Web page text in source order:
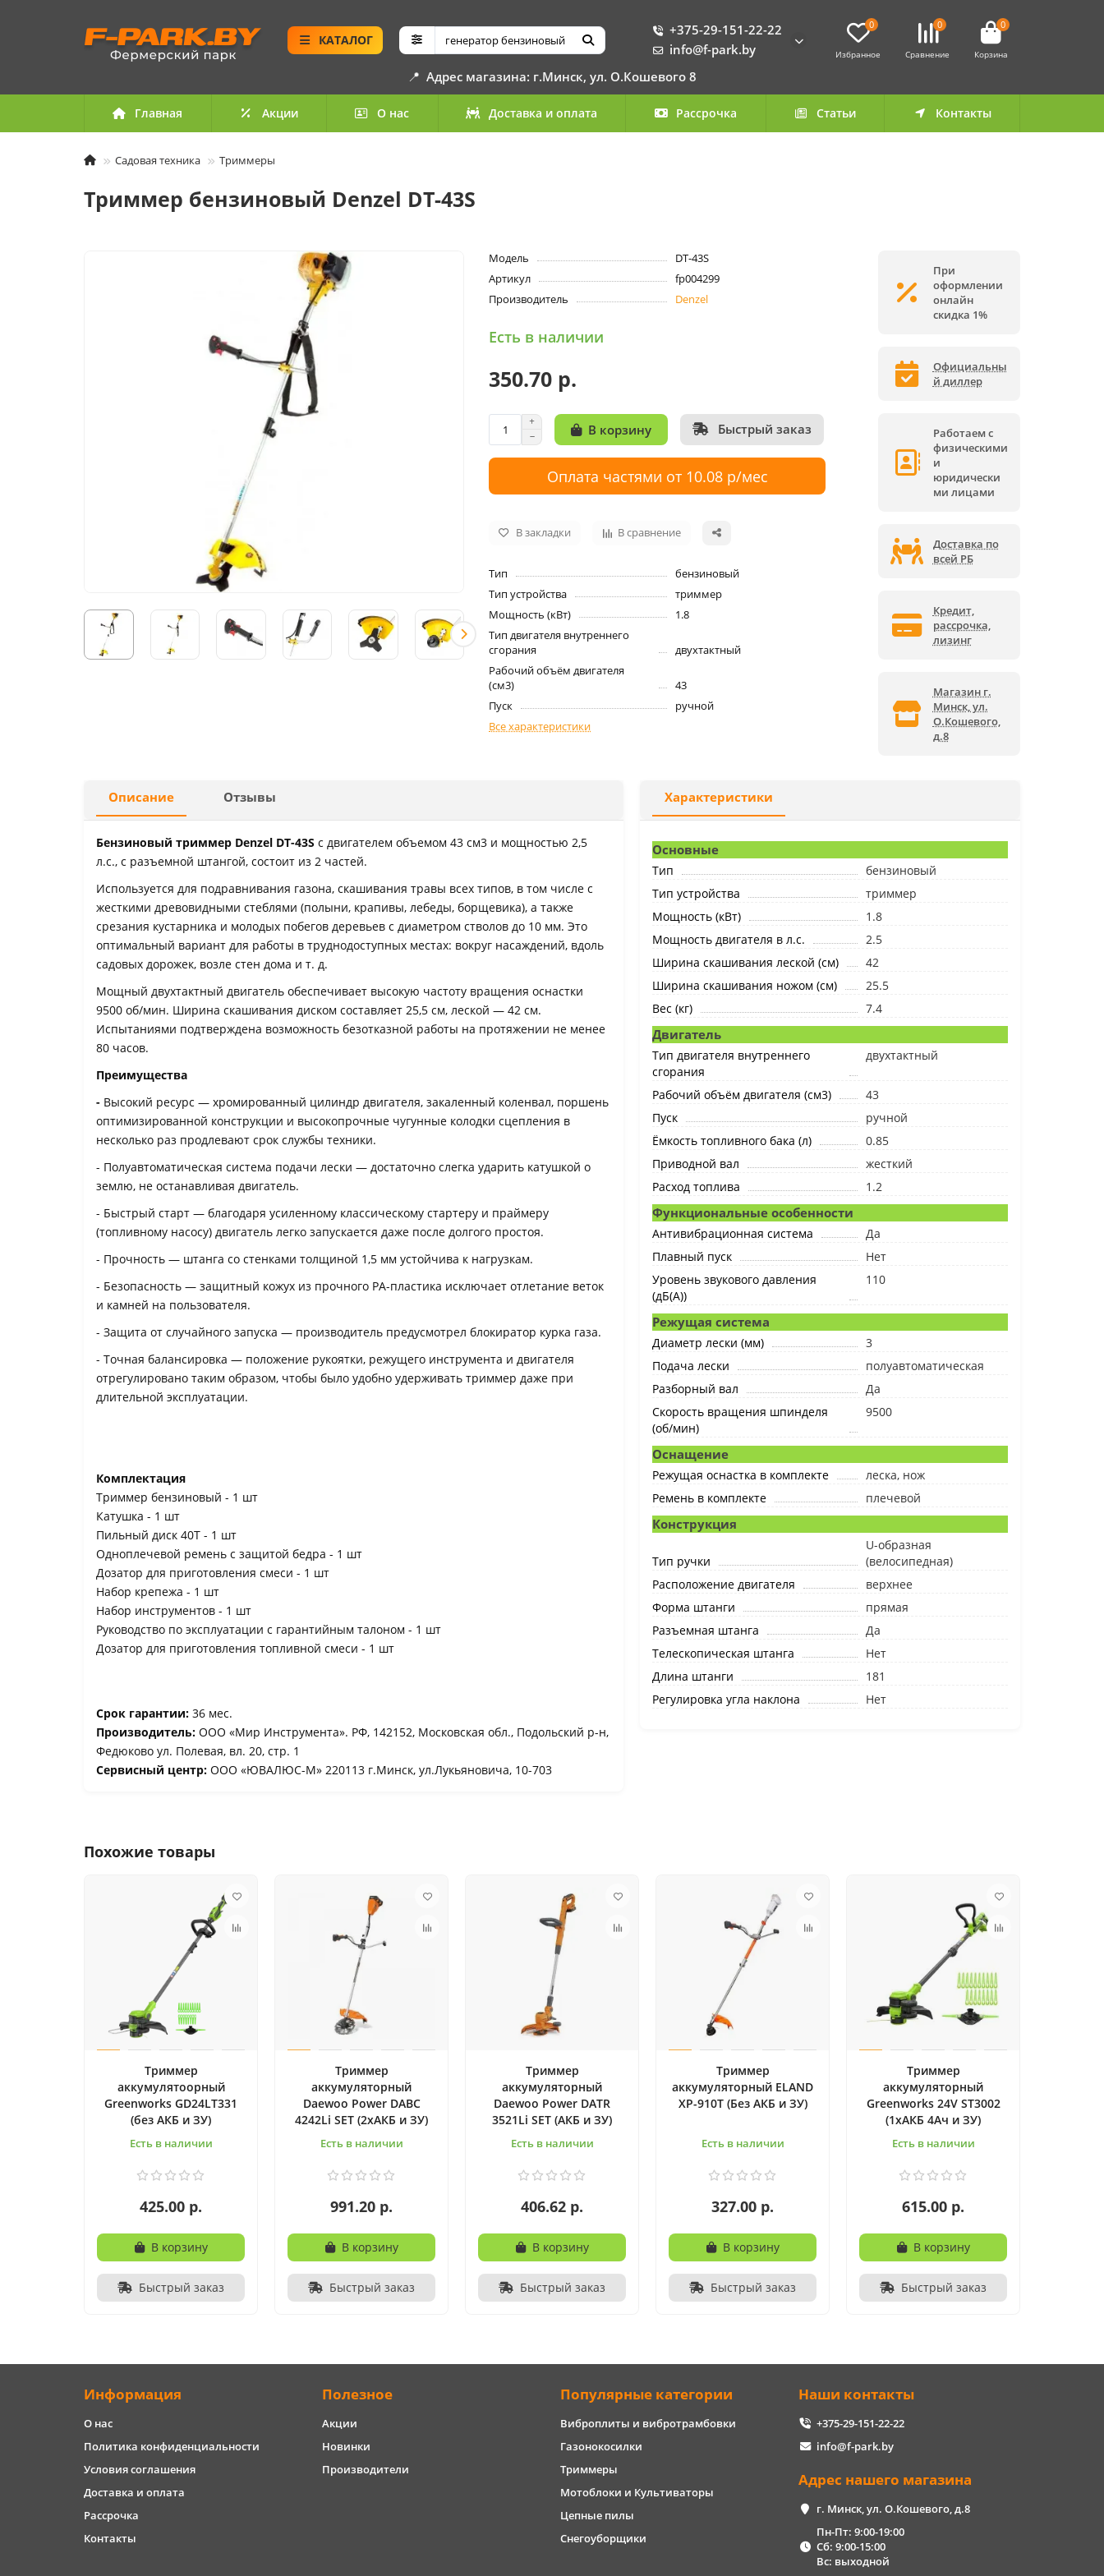
КАТАЛОГ
+375-29-151-22-22
info@f-park.by
0
Избранное
0
Сравнение
0
Корзина
📍 Адрес магазина: г.Минск, ул. О.Кошевого 8
Главная Акции О нас Доставка и оплата Рассрочка Статьи Контакты
Садовая техника Триммеры
Триммер бензиновый Denzel DT-43S
Модель
DT-43S
Артикул
fp004299
Производитель
Denzel
Есть в наличии
350.70 р.
В корзину Быстрый заказ
Оплата частями от 10.08 р/мес
В закладки В сравнение
Тип
бензиновый
Тип устройства
триммер
Мощность (кВт)
1.8
Тип двигателя внутреннего
сгорания
двухтактный
Рабочий объём двигателя
(см3)
43
Пуск
ручной
Все характеристики
При
оформлении
онлайн
скидка 1%
Официальны
й диллер
Работаем с
физическими
и
юридически
ми лицами
Доставка по
всей РБ
Кредит,
рассрочка,
лизинг
Магазин г.
Минск, ул.
О.Кошевого,
д.8
Описание Отзывы
Бензиновый триммер Denzel DT-43S с двигателем объемом 43 см3 и мощностью 2,5
л.с., с разъемной штангой, состоит из 2 частей.
Используется для подравнивания газона, скашивания травы всех типов, в том числе с
жесткими древовидными стеблями (полыни, крапивы, лебеды, борщевика), а также
срезания кустарника и молодых побегов деревьев с диаметром стволов до 10 мм. Это
оптимальный вариант для работы в труднодоступных местах: вокруг насаждений, вдоль
садовых дорожек, возле стен дома и т. д.
Мощный двухтактный двигатель обеспечивает высокую частоту вращения оснастки
9500 об/мин. Ширина скашивания диском составляет 25,5 см, леской — 42 см.
Испытаниями подтверждена возможность безотказной работы на протяжении не менее
80 часов.
Преимущества
- Высокий ресурс — хромированный цилиндр двигателя, закаленный коленвал, поршень
оптимизированной конструкции и высокопрочные чугунные колодки сцепления в
несколько раз продлевают срок службы техники.
- Полуавтоматическая система подачи лески — достаточно слегка ударить катушкой о
землю, не останавливая двигатель.
- Быстрый старт — благодаря усиленному классическому стартеру и праймеру
(топливному насосу) двигатель легко запускается даже после долгого простоя.
- Прочность — штанга со стенками толщиной 1,5 мм устойчива к нагрузкам.
- Безопасность — защитный кожух из прочного PA-пластика исключает отлетание веток
и камней на пользователя.
- Защита от случайного запуска — производитель предусмотрел блокиратор курка газа.
- Точная балансировка — положение рукоятки, режущего инструмента и двигателя
отрегулировано таким образом, чтобы было удобно удерживать триммер даже при
длительной эксплуатации.
Комплектация
Триммер бензиновый - 1 шт
Катушка - 1 шт
Пильный диск 40Т - 1 шт
Одноплечевой ремень с защитой бедра - 1 шт
Дозатор для приготовления смеси - 1 шт
Набор крепежа - 1 шт
Набор инструментов - 1 шт
Руководство по эксплуатации с гарантийным талоном - 1 шт
Дозатор для приготовления топливной смеси - 1 шт
Срок гарантии: 36 мес.
Производитель: ООО «Мир Инструмента». РФ, 142152, Московская обл., Подольский р-н,
Федюково ул. Полевая, вл. 20, стр. 1
Сервисный центр: ООО «ЮВАЛЮС-М» 220113 г.Минск, ул.Лукьяновича, 10-703
Характеристики
Основные
Тип
бензиновый
Тип устройства
триммер
Мощность (кВт)
1.8
Мощность двигателя в л.с.
2.5
Ширина скашивания леской (см)
42
Ширина скашивания ножом (см)
25.5
Вес (кг)
7.4
Двигатель
Тип двигателя внутреннего
сгорания
двухтактный
Рабочий объём двигателя (см3)
43
Пуск
ручной
Ёмкость топливного бака (л)
0.85
Приводной вал
жесткий
Расход топлива
1.2
Функциональные особенности
Антивибрационная система
Да
Плавный пуск
Нет
Уровень звукового давления
(дБ(А))
110
Режущая система
Диаметр лески (мм)
3
Подача лески
полуавтоматическая
Разборный вал
Да
Скорость вращения шпинделя
(об/мин)
9500
Оснащение
Режущая оснастка в комплекте
леска, нож
Ремень в комплекте
плечевой
Конструкция
Тип ручки
U-образная
(велосипедная)
Расположение двигателя
верхнее
Форма штанги
прямая
Разъемная штанга
Да
Телескопическая штанга
Нет
Длина штанги
181
Регулировка угла наклона
Нет
Похожие товары
Триммер
аккумулятоорный
Greenworks GD24LT331
(без АКБ и ЗУ)
Есть в наличии
425.00 р.
В корзину
Быстрый заказ
Триммер
аккумуляторный
Daewoo Power DABC
4242Li SET (2хАКБ и ЗУ)
Есть в наличии
991.20 р.
В корзину
Быстрый заказ
Триммер
аккумуляторный
Daewoo Power DATR
3521Li SET (АКБ и ЗУ)
Есть в наличии
406.62 р.
В корзину
Быстрый заказ
Триммер
аккумуляторный ELAND
XP-910T (Без АКБ и ЗУ)
Есть в наличии
327.00 р.
В корзину
Быстрый заказ
Триммер
аккумуляторный
Greenworks 24V ST3002
(1хАКБ 4Ач и ЗУ)
Есть в наличии
615.00 р.
В корзину
Быстрый заказ
Информация
О нас
Политика конфиденциальности
Условия соглашения
Доставка и оплата
Рассрочка
Контакты
Полезное
Акции
Новинки
Производители
Популярные категории
Виброплиты и вибротрамбовки
Газонокосилки
Триммеры
Мотоблоки и Культиваторы
Цепные пилы
Снегоуборщики
Наши контакты
+375-29-151-22-22
info@f-park.by
Адрес нашего магазина
г. Минск, ул. О.Кошевого, д.8
Пн-Пт: 9:00-19:00
Сб: 9:00-15:00
Вс: выходной